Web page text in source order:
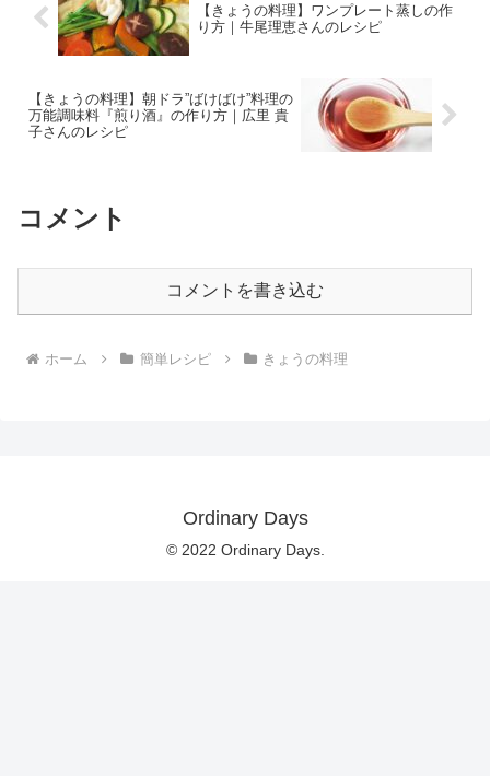
【きょうの料理】ワンプレート蒸しの作
り方｜牛尾理恵さんのレシピ
【きょうの料理】朝ドラ”ばけばけ”料理の
万能調味料『煎り酒』の作り方｜広里 貴
子さんのレシピ
コメント
コメントを書き込む
ホーム 簡単レシピ きょうの料理
Ordinary Days
© 2022 Ordinary Days.